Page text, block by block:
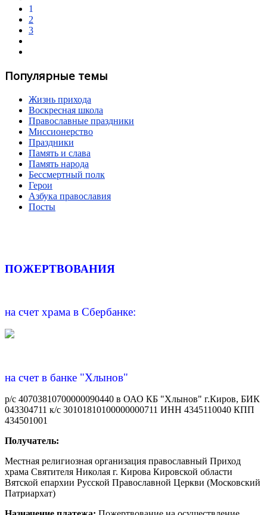
1
2
3
Популярные темы
Жизнь прихода
Воскресная школа
Православные праздники
Миссионерство
Праздники
Память и слава
Память народа
Бессмертный полк
Герои
Азбука православия
Посты
ПОЖЕРТВОВАНИЯ
на счет храма в Сбербанке:
на счет в банке "Хлынов"
р/с 40703810700000090440 в ОАО КБ "Хлынов" г.Киров, БИК
043304711 к/с 30101810100000000711 ИНН 4345110040 КПП
434501001
Получатель:
Местная религиозная организация православный Приход
храма Святителя Николая г. Кирова Кировской области
Вятской епархии Русской Православной Церкви (Московский
Патриархат)